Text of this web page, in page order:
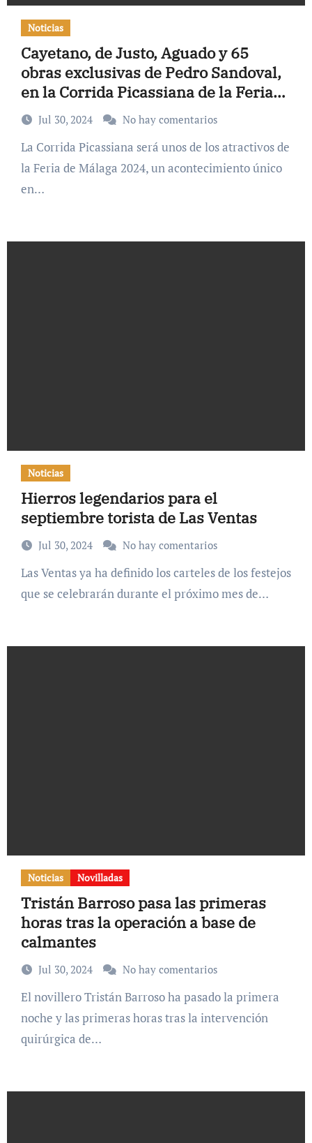
Noticias
Cayetano, de Justo, Aguado y 65
obras exclusivas de Pedro Sandoval,
en la Corrida Picassiana de la Feria
de Málaga
Jul 30, 2024 No hay comentarios
La Corrida Picassiana será unos de los atractivos de
la Feria de Málaga 2024, un acontecimiento único
en…
Noticias
Hierros legendarios para el
septiembre torista de Las Ventas
Jul 30, 2024 No hay comentarios
Las Ventas ya ha definido los carteles de los festejos
que se celebrarán durante el próximo mes de…
Noticias Novilladas
Tristán Barroso pasa las primeras
horas tras la operación a base de
calmantes
Jul 30, 2024 No hay comentarios
El novillero Tristán Barroso ha pasado la primera
noche y las primeras horas tras la intervención
quirúrgica de…